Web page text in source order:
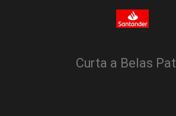
Curta a Belas